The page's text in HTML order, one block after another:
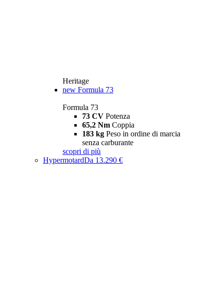
Heritage
new Formula 73
Formula 73
73 CV Potenza
65,2 Nm Coppia
183 kg Peso in ordine di marcia
senza carburante
scopri di più
HypermotardDa 13.290 €